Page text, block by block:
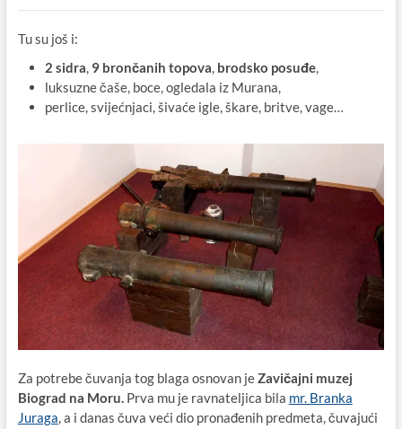
Tu su još i:
2 sidra, 9 brončanih topova, brodsko posuđe,
luksuzne čaše, boce, ogledala iz Murana,
perlice, svijećnjaci, šivaće igle, škare, britve, vage…
Za potrebe čuvanja tog blaga osnovan jeZavičajni muzej
Biograd na Moru.Prva mu je ravnateljica bila mr. Branka
Juraga, a i danas čuva veći dio pronađenih predmeta, čuvajući